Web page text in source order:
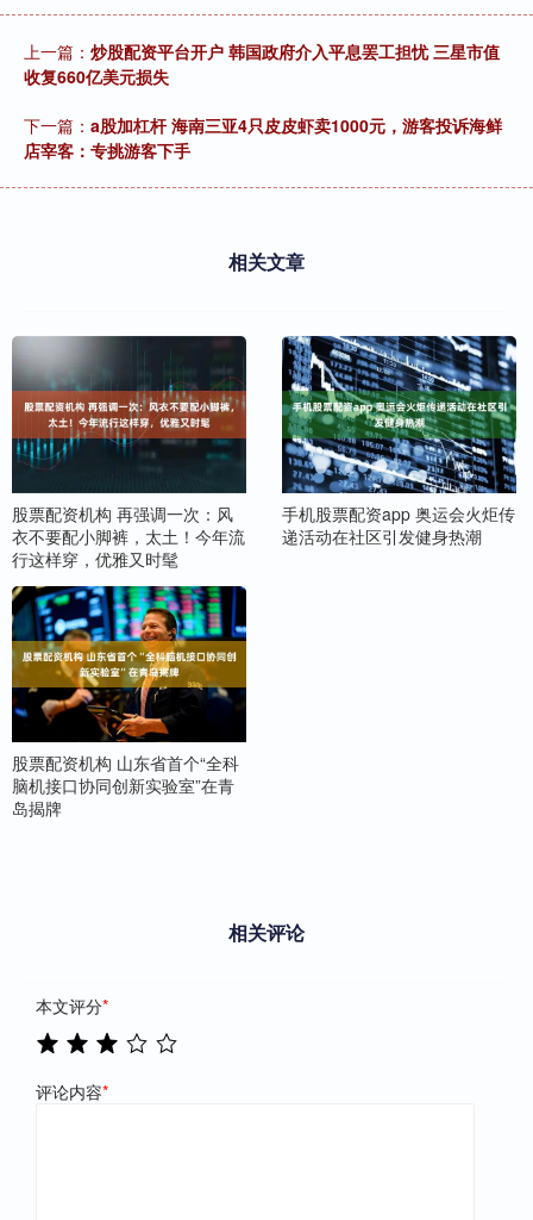
上一篇： 炒股配资平台开户 韩国政府介入平息罢工担忧 三星市值
收复660亿美元损失
下一篇： a股加杠杆 海南三亚4只皮皮虾卖1000元，游客投诉海鲜
店宰客：专挑游客下手
相关文章
股票配资机构 再强调一次：风
衣不要配小脚裤，太土！今年流
行这样穿，优雅又时髦
手机股票配资app 奥运会火炬传
递活动在社区引发健身热潮
股票配资机构 山东省首个“全科
脑机接口协同创新实验室”在青
岛揭牌
相关评论
本文评分*
评论内容*